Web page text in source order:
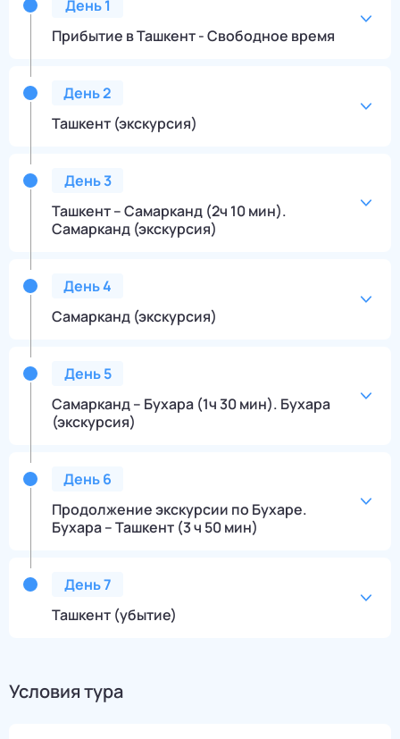
День1
Прибытие в Ташкент - Свободное время
День2
Ташкент (экскурсия)
День3
Ташкент – Самарканд (2ч 10 мин).
Самарканд (экскурсия)
День4
Самарканд (экскурсия)
День5
Самарканд – Бухара (1ч 30 мин). Бухара
(экскурсия)
День6
Продолжение экскурсии по Бухаре.
Бухара – Ташкент (3 ч 50 мин)
День7
Ташкент (убытие)
Условия тура